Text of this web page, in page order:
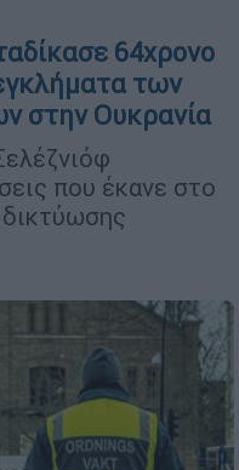
64χρονο
των
στην Ουκρανία
που έκανε στο